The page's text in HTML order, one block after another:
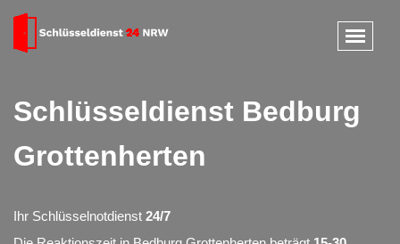
Schlüsseldienst Bedburg
Grottenherten
Ihr Schlüsselnotdienst 24/7